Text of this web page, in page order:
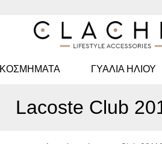
ΚΟΣΜΉΜΑΤΑ ΓΥΑΛΙΆ ΗΛΊΟΥ
Lacoste Club